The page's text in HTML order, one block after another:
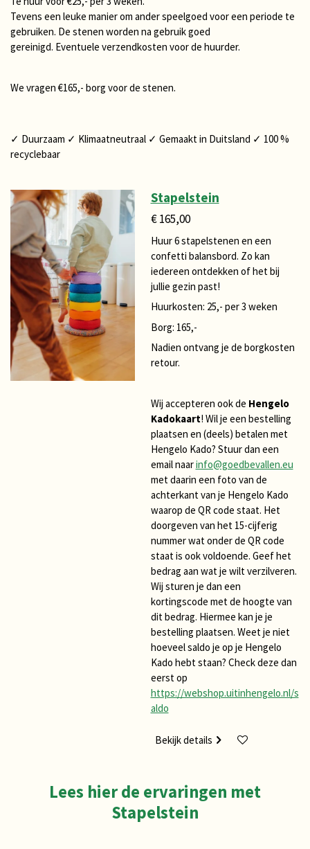
Tevens een leuke manier om ander speelgoed voor een periode te
gebruiken. De stenen worden na gebruik goed
gereinigd. Eventuele verzendkosten voor de huurder.
We vragen €165,- borg voor de stenen.
✓ Duurzaam ✓ Klimaatneutraal ✓ Gemaakt in Duitsland ✓ 100 %
recyclebaar
Stapelstein
€ 165,00
Huur 6 stapelstenen en een
confetti balansbord. Zo kan
iedereen ontdekken of het bij
jullie gezin past!
Huurkosten: 25,- per 3 weken
Borg: 165,-
Nadien ontvang je de borgkosten
retour.
Wij accepteren ook de Hengelo
Kadokaart! Wil je een bestelling
plaatsen en (deels) betalen met
Hengelo Kado? Stuur dan een
email naarinfo@goedbevallen.eu
met daarin een foto van de
achterkant van je Hengelo Kado
waarop de QR code staat. Het
doorgeven van het 15-cijferig
nummer wat onder de QR code
staat is ook voldoende. Geef het
bedrag aan wat je wilt verzilveren.
Wij sturen je dan een
kortingscode met de hoogte van
dit bedrag. Hiermee kan je je
bestelling plaatsen. Weet je niet
hoeveel saldo je op je Hengelo
Kado hebt staan? Check deze dan
eerst op
https://webshop.uitinhengelo.nl/s
aldo
Bekijk details
Lees hier de ervaringen met
Stapelstein